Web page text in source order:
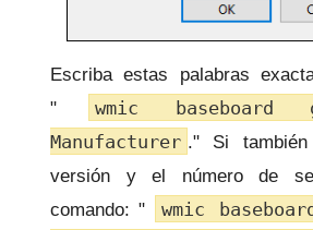
Escriba estas palabras
"
wmic baseboard
Manufacturer ." Si
versión y el número de
comando: "
wmic